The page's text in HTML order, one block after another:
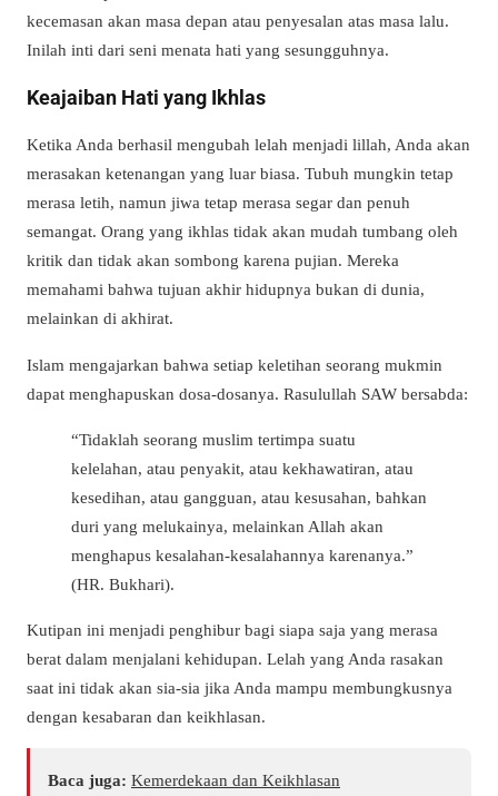
kecemasan akan masa depan atau penyesalan atas masa lalu.
Inilah inti dari seni menata hati yang sesungguhnya.
Keajaiban Hati yang Ikhlas
Ketika Anda berhasil mengubah lelah menjadi lillah, Anda akan
merasakan ketenangan yang luar biasa. Tubuh mungkin tetap
merasa letih, namun jiwa tetap merasa segar dan penuh
semangat. Orang yang ikhlas tidak akan mudah tumbang oleh
kritik dan tidak akan sombong karena pujian. Mereka
memahami bahwa tujuan akhir hidupnya bukan di dunia,
melainkan di akhirat.
Islam mengajarkan bahwa setiap keletihan seorang mukmin
dapat menghapuskan dosa-dosanya. Rasulullah SAW bersabda:
“Tidaklah seorang muslim tertimpa suatu
kelelahan, atau penyakit, atau kekhawatiran, atau
kesedihan, atau gangguan, atau kesusahan, bahkan
duri yang melukainya, melainkan Allah akan
menghapus kesalahan-kesalahannya karenanya.”
(HR. Bukhari).
Kutipan ini menjadi penghibur bagi siapa saja yang merasa
berat dalam menjalani kehidupan. Lelah yang Anda rasakan
saat ini tidak akan sia-sia jika Anda mampu membungkusnya
dengan kesabaran dan keikhlasan.
Baca juga: Kemerdekaan dan Keikhlasan